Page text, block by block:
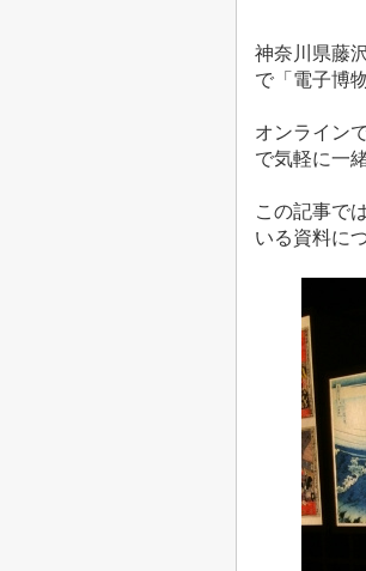
神奈川県藤
で「電子博
オンライン
で気軽に一
この記事で
いる資料に